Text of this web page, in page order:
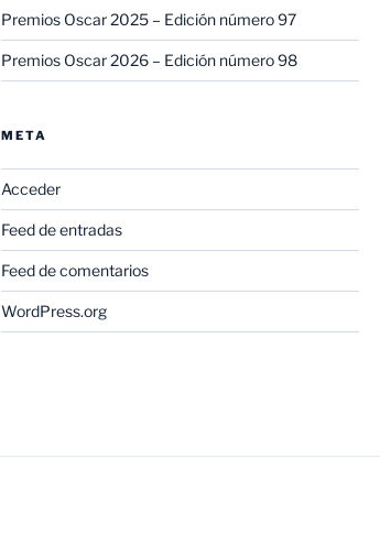
Premios Oscar 2025 – Edición número 97
Premios Oscar 2026 – Edición número 98
META
Acceder
Feed de entradas
Feed de comentarios
WordPress.org